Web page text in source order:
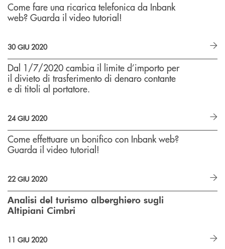
Come fare una ricarica telefonica da Inbank
web? Guarda il video tutorial!
30 GIU 2020
Dal 1/7/2020 cambia il limite d’importo per
il divieto di trasferimento di denaro contante
e di titoli al portatore.
24 GIU 2020
Come effettuare un bonifico con Inbank web?
Guarda il video tutorial!
22 GIU 2020
Analisi del turismo alberghiero sugli
Altipiani Cimbri
11 GIU 2020